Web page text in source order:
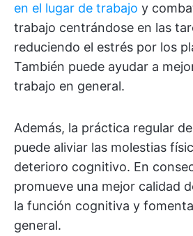
en el lugar de trabajo y
trabajo centrándose en las
reduciendo el estrés por los
También puede ayudar a
trabajo en general.
Además, la práctica regular
puede aliviar las molestias
deterioro cognitivo. En
promueve una mejor calidad
la función cognitiva y
general.